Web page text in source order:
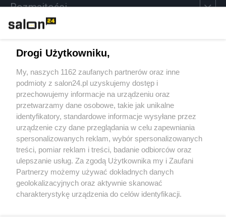
Rozmaitości
Sport
Społeczeństwo
Kultura
X Facebook Instagram Youtube
Drogi Użytkowniku,
My, naszych 1162 zaufanych partnerów oraz inne
podmioty z salon24.pl uzyskujemy dostęp i
przechowujemy informacje na urządzeniu oraz
przetwarzamy dane osobowe, takie jak unikalne
identyfikatory, standardowe informacje wysyłane przez
urządzenie czy dane przeglądania w celu zapewniania
spersonalizowanych reklam, wybór spersonalizowanych
treści, pomiar reklam i treści, badanie odbiorców oraz
ulepszanie usług. Za zgodą Użytkownika my i Zaufani
Partnerzy możemy używać dokładnych danych
geolokalizacyjnych oraz aktywnie skanować
charakterystykę urządzenia do celów identyfikacji.